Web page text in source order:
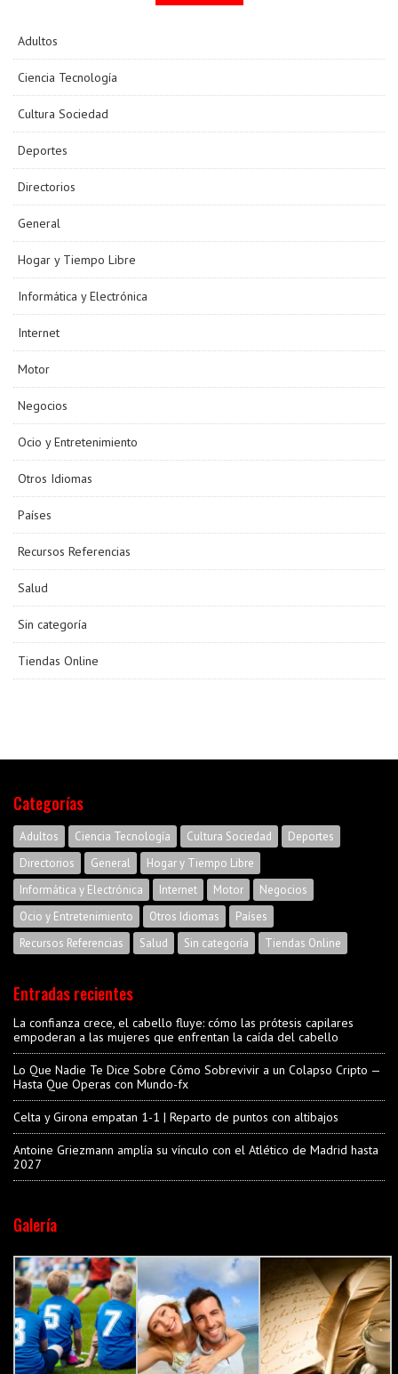
Adultos
Ciencia Tecnología
Cultura Sociedad
Deportes
Directorios
General
Hogar y Tiempo Libre
Informática y Electrónica
Internet
Motor
Negocios
Ocio y Entretenimiento
Otros Idiomas
Países
Recursos Referencias
Salud
Sin categoría
Tiendas Online
Categorías
Adultos Ciencia Tecnología Cultura Sociedad
Deportes
Directorios
General
Hogar y Tiempo Libre
Informática y Electrónica
Internet Motor
Negocios
Ocio y Entretenimiento
Otros Idiomas
Países
Recursos Referencias
Salud Sin categoría Tiendas Online
Entradas recientes
La confianza crece, el cabello fluye: cómo las prótesis capilares
empoderan a las mujeres que enfrentan la caída del cabello
Lo Que Nadie Te Dice Sobre Cómo Sobrevivir a un Colapso Cripto —
Hasta Que Operas con Mundo-fx
Celta y Girona empatan 1-1 | Reparto de puntos con altibajos
Antoine Griezmann amplía su vínculo con el Atlético de Madrid hasta
2027
Galería